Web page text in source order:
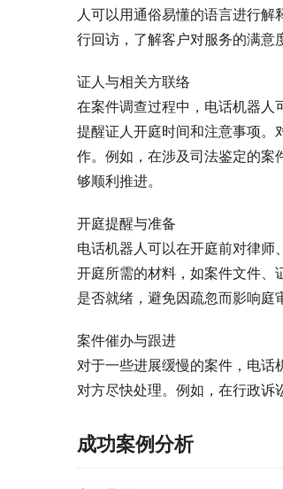
人可以用通俗易懂的语言进行
行回访，了解客户对服务的满意
证人与相关方联络
在案件调查过程中，电话机器人
提醒证人开庭时间和注意事项。
作。例如，在涉及司法鉴定的案
够顺利推进。
开庭提醒与准备
电话机器人可以在开庭前对律
开庭所需的材料，如案件文件、
是否就绪，避免因疏忽而影响庭
案件催办与跟进
对于一些进展缓慢的案件，电话
对方尽快处理。例如，在行政诉
成功案例分析